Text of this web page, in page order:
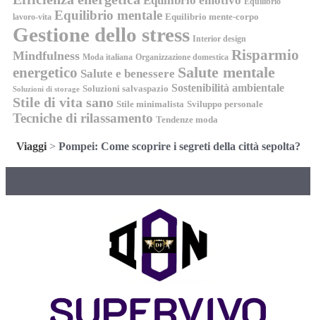
lavoro-vita Equilibrio mentale Equilibrio mente-corpo
Gestione dello stress Interior design
Mindfulness Moda italiana Organizzazione domestica Risparmio
energetico Salute e benessere Salute mentale
Soluzioni di storage Soluzioni salvaspazio Sostenibilità ambientale
Stile di vita sano Stile minimalista Sviluppo personale
Tecniche di rilassamento Tendenze moda
Viaggi> Pompei: Come scoprire i segreti della città sepolta?